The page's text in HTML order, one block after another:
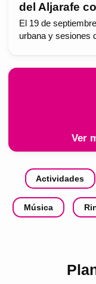
del Aljarafe
El 19 de
urbana y sesiones
Ver
Actividades
Música